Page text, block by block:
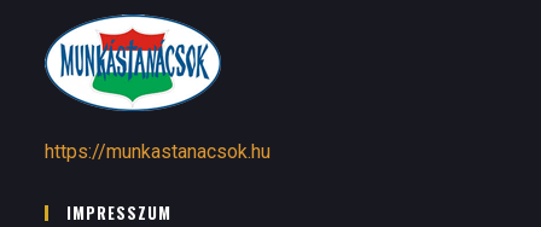
https://munkastanacsok.hu
IMPRESSZUM